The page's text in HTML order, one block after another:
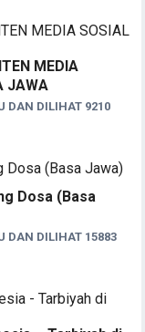
MEDIA
JAWA
DAN DILIHAT 9210
Dosa (Basa
DAN DILIHAT 15883